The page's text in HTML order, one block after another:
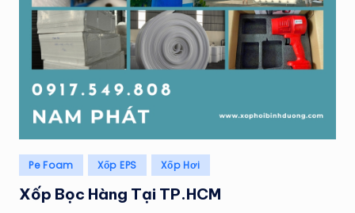
Posted
in
Pe Foam Xốp EPS Xốp Hơi
Xốp Bọc Hàng Tại TP.HCM